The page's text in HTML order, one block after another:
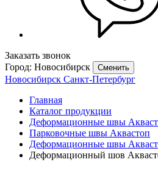
Заказать звонок
Город: Новосибирск
Сменить
Новосибирск Санкт-Петербург
Главная
Каталог продукции
Деформационные швы
Парковочные швы Аквастоп
Деформационные швы
Деформационный шов